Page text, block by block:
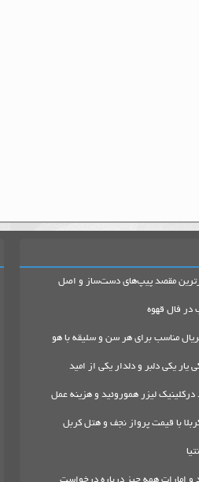
برترین مقصد پیپ‌های دست‌ساز و اصل
در فال قهوه
مناسب برای هر سن و سلیقه با هو
یار یکی دلبر و دلدار یکی از امید
لیزر هموروئید و هزینه عمل
با قیمت پرواز نجف و هتل کربل